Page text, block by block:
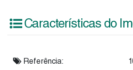
Características do
Referência: